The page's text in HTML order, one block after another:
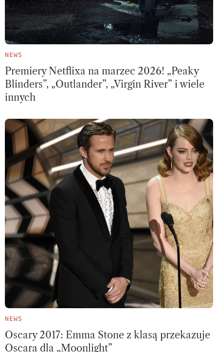
NEWS
Premiery Netflixa na marzec 2026! „Peaky
Blinders”, „Outlander”, „Virgin River” i wiele
innych
NEWS
Oscary 2017: Emma Stone z klasą przekazuje
Oscara dla „Moonlight”